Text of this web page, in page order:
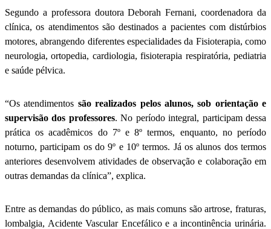
Segundo a professora doutora Deborah Fernani, coordenadora da
clínica, os atendimentos são destinados a pacientes com distúrbios
motores, abrangendo diferentes especialidades da Fisioterapia, como
neurologia, ortopedia, cardiologia, fisioterapia respiratória, pediatria
e saúde pélvica.
“Os atendimentos são realizados pelos alunos, sob orientação e
supervisão dos professores. No período integral, participam dessa
prática os acadêmicos do 7º e 8º termos, enquanto, no período
noturno, participam os do 9º e 10º termos. Já os alunos dos termos
anteriores desenvolvem atividades de observação e colaboração em
outras demandas da clínica”, explica.
Entre as demandas do público, as mais comuns são artrose, fraturas,
lombalgia, Acidente Vascular Encefálico e a incontinência urinária.